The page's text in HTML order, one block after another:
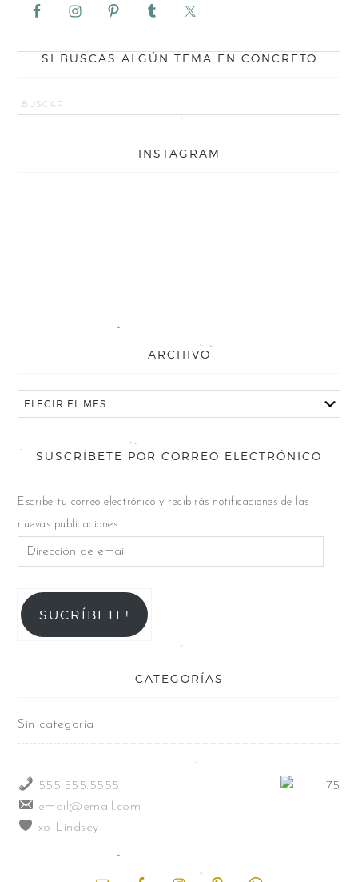
SI BUSCAS ALGÚN TEMA EN CONCRETO
INSTAGRAM
ARCHIVO
SUSCRÍBETE POR CORREO ELECTRÓNICO
Escribe tu correo electrónico y recibirás notificaciones de las
nuevas publicaciones.
SUCRÍBETE!
CATEGORÍAS
Sin categoría
555.555.5555
email@email.com
xo Lindsey